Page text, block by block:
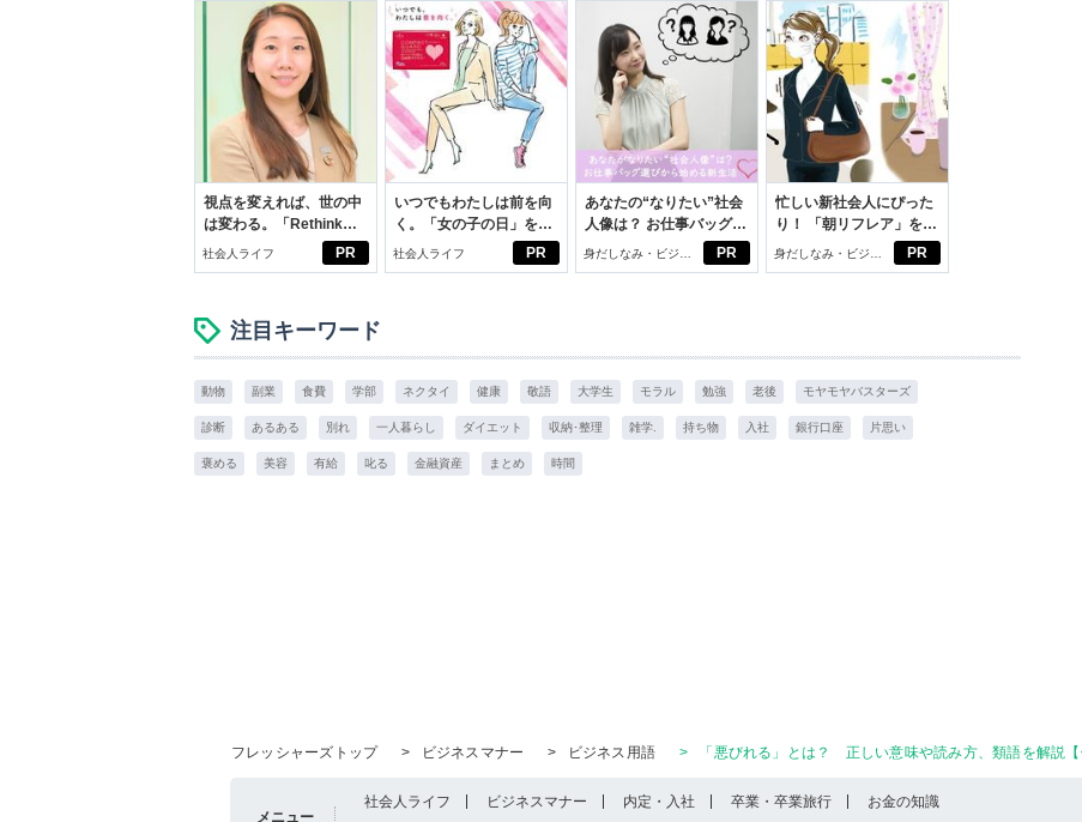
PR
視点を変えれば、世の中
は変わる。「Rethink
PROJECT」がつたえた
社会人ライフ PR
いつでもわたしは前を向
く。「女の子の日」を前
向きに♪社会人エリ・大
社会人ライフ PR
あなたの“なりたい”社会
人像は？ お仕事バッグ選
びから始める新生活
身だしなみ・ビジネ
スアイテム
PR
忙しい新社会人にぴった
り！ 「朝リフレア」をは
じめよう。しっかりニオ
イケアして24時間快適。
身だしなみ・ビジネ
スアイテム
注目キーワード
動物 副業 食費 学部 ネクタイ 健康 敬語 大学生 モラル 勉強 老後 モヤモヤバスターズ
診断 あるある 別れ 一人暮らし ダイエット 収納･整理 雑学. 持ち物 入社 銀行口座 片思い
褒める 美容 有給 叱る 金融資産 まとめ 時間
フレッシャーズトップ
> ビジネスマナー > ビジネス用語 > 「悪びれる」とは？ 正しい意味や読み方、類語を解説【
メニュー
社会人ライフ ビジネスマナー 内定・入社 卒業・卒業旅行 お金の知識